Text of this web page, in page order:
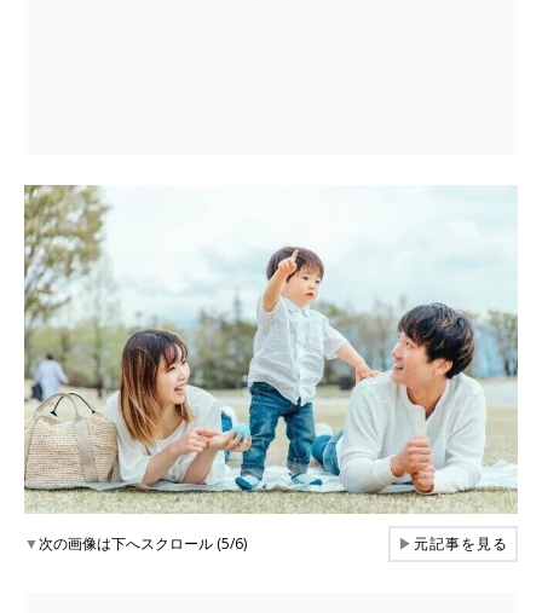
▼次の画像は下へスクロール (5/6) ▶元記事を見る